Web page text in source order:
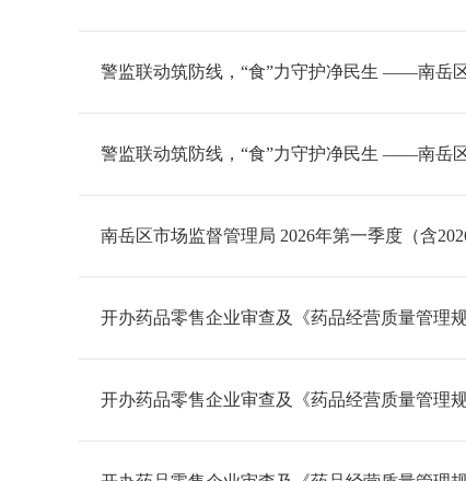
警监联动筑防线，“食”力守护净民生 ——南岳
警监联动筑防线，“食”力守护净民生 ——南岳
南岳区市场监督管理局 2026年第一季度（含
开办药品零售企业审查及《药品经营质量管理
开办药品零售企业审查及《药品经营质量管理